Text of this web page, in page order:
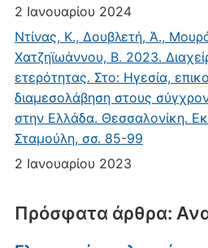
2 Ιανουαρίου 2024
Ντίνας, Κ., Δουβλετή, Ά.,
Χατζηϊωάννου, Β. 2023.
ετερότητας. Στο: Ηγεσία,
διαμεσολάβηση στους
στην Ελλάδα. Θεσσαλονίκη.
Σταμούλη, σσ. 85-99
2 Ιανουαρίου 2023
Πρόσφατα άρθρα: